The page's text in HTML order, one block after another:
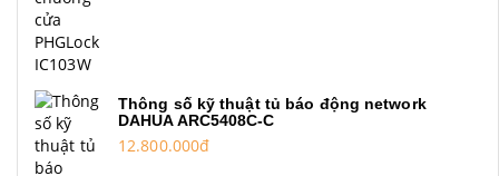
Thông số kỹ thuật tủ báo động network
DAHUA ARC5408C-C
12.800.000đ